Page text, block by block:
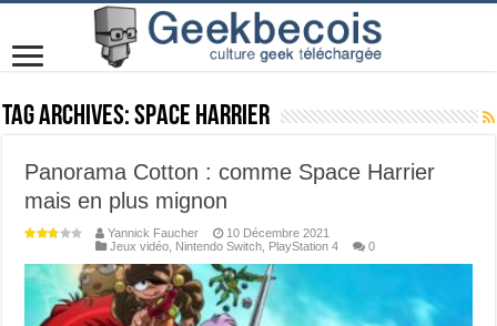
Tag Archives:Space Harrier
Panorama Cotton : comme Space Harrier
mais en plus mignon
Yannick Faucher
10 Décembre 2021
Jeux vidéo Nintendo Switch PlayStation 4 0